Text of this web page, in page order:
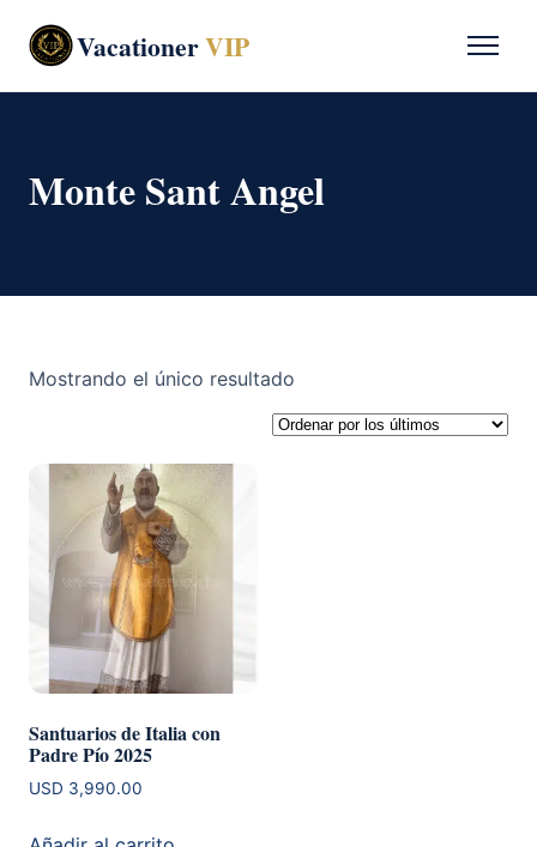
VacationerVIP
Monte Sant Angel
Mostrando el único resultado
Santuarios de Italia con
Padre Pío 2025
USD 3,990.00